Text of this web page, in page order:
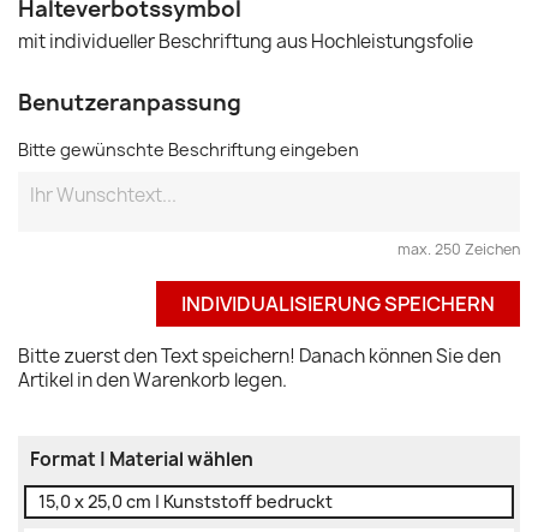
Halteverbotssymbol
mit individueller Beschriftung aus Hochleistungsfolie
Benutzeranpassung
Bitte gewünschte Beschriftung eingeben
max. 250 Zeichen
INDIVIDUALISIERUNG SPEICHERN
Bitte zuerst den Text speichern! Danach können Sie den
Artikel in den Warenkorb legen.
Format | Material wählen
15,0 x 25,0 cm | Kunststoff bedruckt